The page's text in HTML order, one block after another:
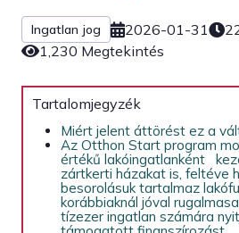
Ingatlan jog 2026-01-31
1,230 Megtekintés
Tartalomjegyzék
Miért jelent áttörést ez a
Az Otthon Start program
értékű lakóingatlanként
zártkerti házakat is, feltéve
besorolásuk tartalmaz
korábbiaknál jóval
tízezer ingatlan számára